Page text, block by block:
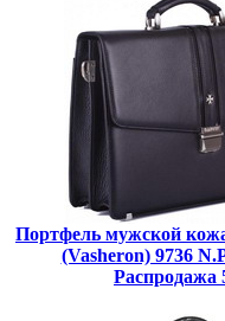
Портфель мужской
(Vasheron) 9736
Распродажа